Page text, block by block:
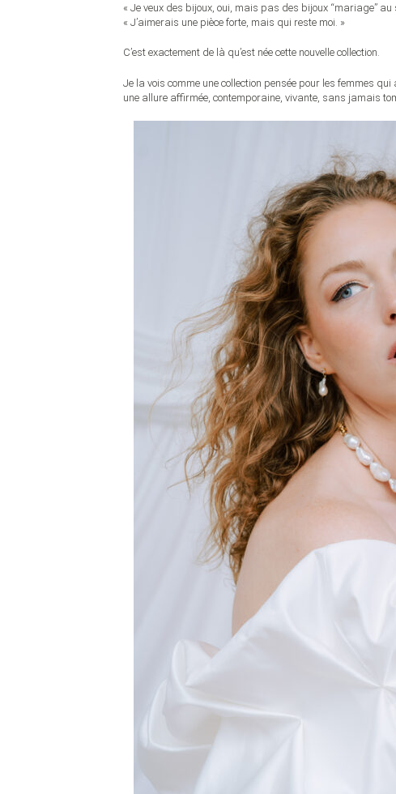
« Je veux des bijoux, oui, mais pas des bijoux “mariage” au
« J’aimerais une pièce forte, mais qui reste moi. »
C’est exactement de là qu’est née cette nouvelle collection.
Je la vois comme une collection pensée pour les femmes
une allure affirmée, contemporaine, vivante, sans jamais